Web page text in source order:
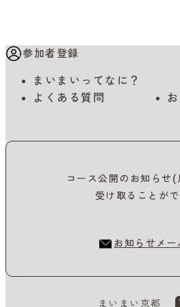
参加者登録
まいまいってなに？
よくある質問
コース公開のお知らせ(
受け取ることが
お知らせメー
まいまい京都